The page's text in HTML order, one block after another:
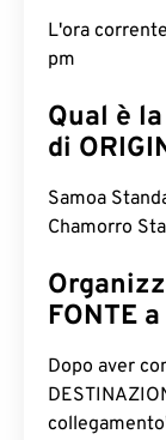
L'ora
pm
Qual è
di
Samoa
Chamorro
FONTE
Dopo aver